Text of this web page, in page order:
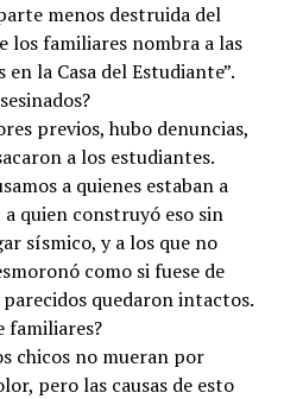
menos destruida del
los familiares nombra a las
la Casa del Estudiante”.
previos, hubo denuncias,
a los estudiantes.
a quienes estaban a
quien construyó eso sin
sísmico, y a los que no
como si fuese de
quedaron intactos.
familiares?
chicos no mueran por
pero las causas de esto